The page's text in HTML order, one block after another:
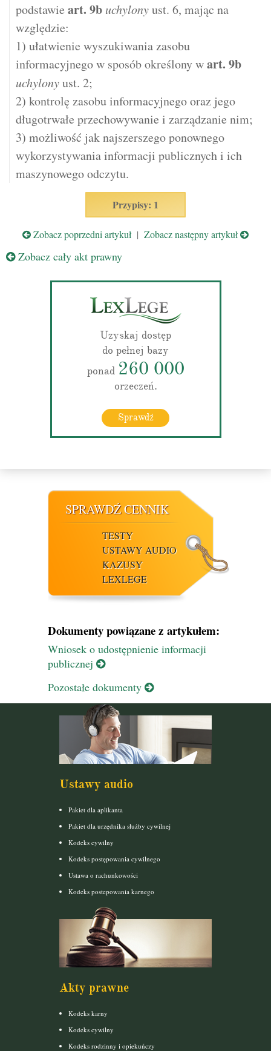
podstawie art. 9b uchylonyust. 6, mając na
względzie:
1) ułatwienie wyszukiwania zasobu
informacyjnego w sposób określony wart. 9b
uchylonyust. 2;
2) kontrolę zasobu informacyjnego oraz jego
długotrwałe przechowywanie i zarządzanie nim;
3) możliwość jak najszerszego ponownego
wykorzystywania informacji publicznych i ich
maszynowego odczytu.
Przypisy: 1
Zobacz poprzedni artykuł | Zobacz następny artykuł
Zobacz cały akt prawny
Uzyskaj dostęp
do pełnej bazy
ponad 260 000
orzeczeń.
Sprawdź
SPRAWDŹ CENNIK
TESTY
USTAWY AUDIO
KAZUSY
LEXLEGE
Dokumenty powiązane z artykułem:
Wniosek o udostępnienie informacji
publicznej
Pozostałe dokumenty
Ustawy audio
Pakiet dla aplikanta
Pakiet dla urzędnika służby cywilnej
Kodeks cywilny
Kodeks postępowania cywilnego
Ustawa o rachunkowości
Kodeks postepowania karnego
Akty prawne
Kodeks karny
Kodeks cywilny
Kodeks rodzinny i opiekuńczy